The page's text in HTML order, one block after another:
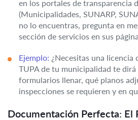
en los portales de transparencia
(Municipalidades, SUNARP,
no lo encuentras, pregunta en
sección de servicios en sus
Ejemplo: ¿Necesitas una licencia
TUPA de tu municipalidad te
formularios llenar, qué planos
inspecciones se requieren y en
Documentación Perfecta: El